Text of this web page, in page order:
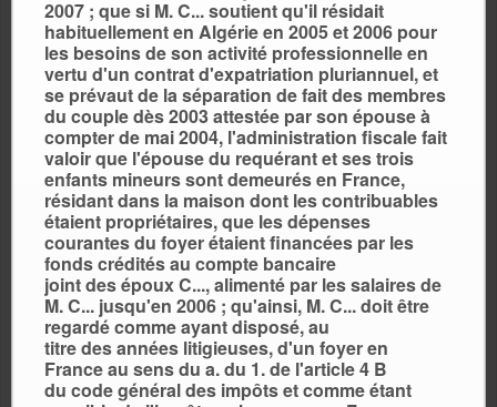
2007 ; que si M. C... soutient qu'il résidait
habituellement en Algérie en 2005 et 2006 pour
les besoins de son activité professionnelle en
vertu d'un contrat d'expatriation pluriannuel, et
se prévaut de la séparation de fait des membres
du couple dès 2003 attestée par son épouse à
compter de mai 2004, l'administration fiscale fait
valoir que l'épouse du requérant et ses trois
enfants mineurs sont demeurés en France,
résidant dans la maison dont les contribuables
étaient propriétaires, que les dépenses
courantes du foyer étaient financées par les
fonds crédités au compte bancaire
joint des époux C..., alimenté par les salaires de
M. C... jusqu'en 2006 ; qu'ainsi, M. C... doit être
regardé comme ayant disposé, au
titre des années litigieuses, d'un foyer en
France au sens du a. du 1. de l'article 4 B
du code général des impôts et comme étant